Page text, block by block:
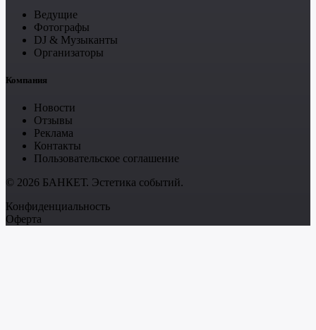
Ведущие
Фотографы
DJ & Музыканты
Организаторы
Компания
Новости
Отзывы
Реклама
Контакты
Пользовательское соглашение
© 2026 БАНКЕТ. Эстетика событий.
Конфиденциальность
Оферта